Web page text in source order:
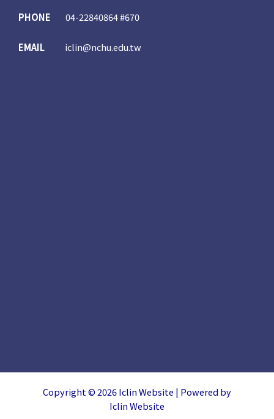
PHONE 04-22840864 #670
EMAIL iclin@nchu.edu.tw
Copyright © 2026 Iclin Website | Powered by
Iclin Website